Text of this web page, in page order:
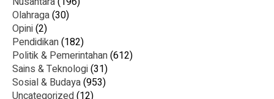
Olahraga(30)
Opini(2)
Pendidikan(182)
Politik & Pemerintahan(612)
Sains & Teknologi(31)
Sosial & Budaya(953)